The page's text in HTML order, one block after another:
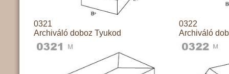
0321
Archiváló doboz Tyukod
0322
Archiváló